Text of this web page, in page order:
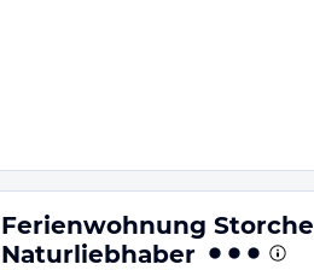
Ferienwohnung
Naturliebhaber